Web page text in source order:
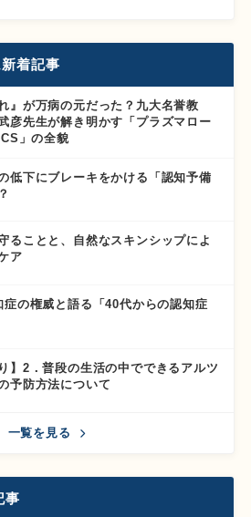
着記事
』が万病の元だった？九大名誉教
彦先生が解き明かす「プラズマロー
」の全貌
低下にブレーキをかける「認知予備
ることと、自然なスキンシップによ
ア
症の権威と語る「40代からの認知症
】2．普段の生活の中でできるアルツ
予防方法について
一覧を見る
事